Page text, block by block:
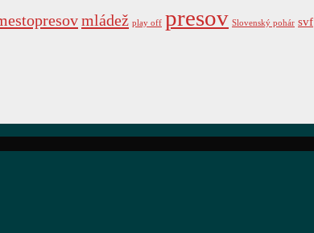
mládež play off presov Slovenský pohár svf